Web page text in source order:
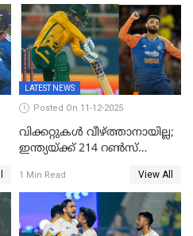
കോക്ക് മുംബൈ
ഇന്ത്യന്‍സില്‍; 25കോടിക്ക്
കാമറൂൺ ഗ്രീൻ
കൊൽക്കത്തയിൽ
LATEST NEWS
Posted On 11-12-2025
വിക്കറ്റുകൾ വീഴ്ത്താനായില്ല;
ഇന്ത്യയ്ക്ക് 214 റൺസ്
ഡികോക്ക് കസറി
1 Min Read View All